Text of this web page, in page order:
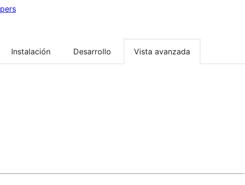
Instalación Desarrollo Vista avanzada